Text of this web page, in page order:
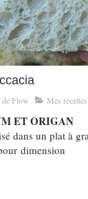
de Flow Mes
ET ORIGAN
dans un plat à
dimension